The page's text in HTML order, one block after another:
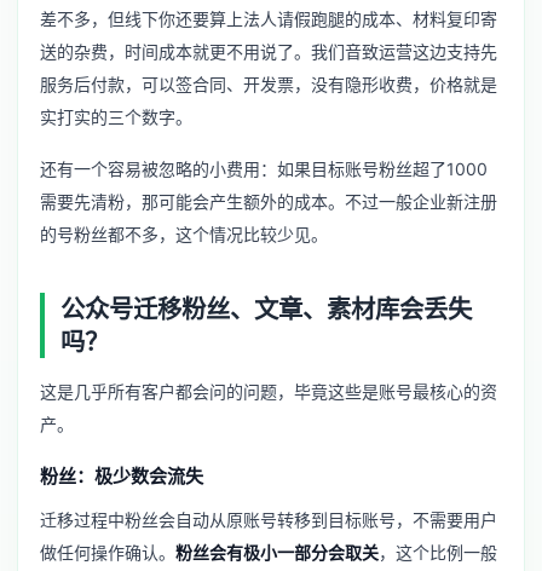
差不多，但线下你还要算上法人请假跑腿的成本、材料复印寄
送的杂费，时间成本就更不用说了。我们音致运营这边支持先
服务后付款，可以签合同、开发票，没有隐形收费，价格就是
实打实的三个数字。
还有一个容易被忽略的小费用：如果目标账号粉丝超了1000
需要先清粉，那可能会产生额外的成本。不过一般企业新注册
的号粉丝都不多，这个情况比较少见。
公众号迁移粉丝、文章、素材库会丢失
吗？
这是几乎所有客户都会问的问题，毕竟这些是账号最核心的资
产。
粉丝：极少数会流失
迁移过程中粉丝会自动从原账号转移到目标账号，不需要用户
做任何操作确认。 粉丝会有极小一部分会取关，这个比例一般